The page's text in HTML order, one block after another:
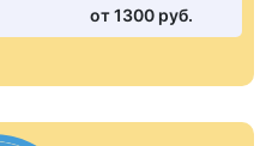
от 1300 pуб.